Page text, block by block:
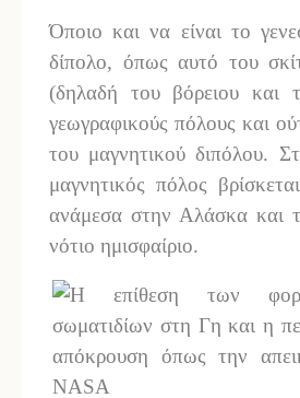
Όποιο και να είναι το
δίπολο, όπως αυτό του
(δηλαδή του βόρειου και
γεωγραφικούς πόλους και
του μαγνητικού διπόλου.
μαγνητικός πόλος
ανάμεσα στην Αλάσκα και
νότιο ημισφαίριο.